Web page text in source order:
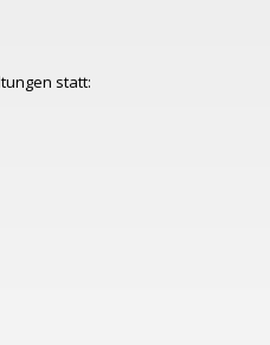
statt: